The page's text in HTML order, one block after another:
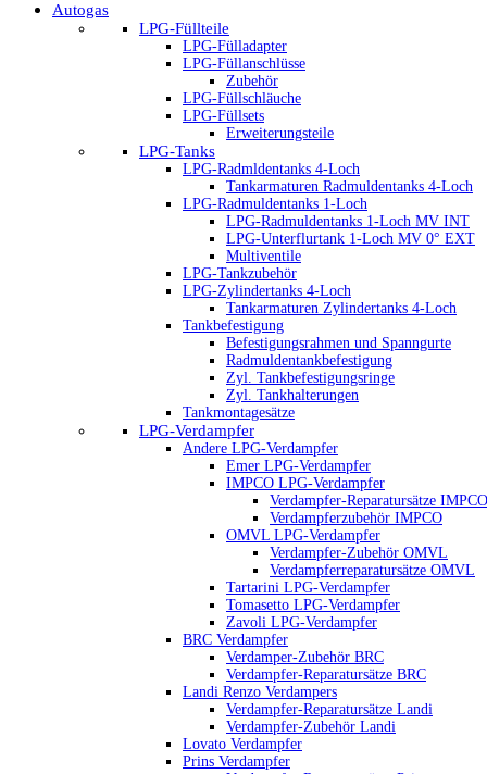
Autogas
LPG-Füllteile
LPG-Fülladapter
LPG-Füllanschlüsse
Zubehör
LPG-Füllschläuche
LPG-Füllsets
Erweiterungsteile
LPG-Tanks
LPG-Radmldentanks 4-Loch
Tankarmaturen Radmuldentanks 4-Loch
LPG-Radmuldentanks 1-Loch
LPG-Radmuldentanks 1-Loch MV INT
LPG-Unterflurtank 1-Loch MV 0° EXT
Multiventile
LPG-Tankzubehör
LPG-Zylindertanks 4-Loch
Tankarmaturen Zylindertanks 4-Loch
Tankbefestigung
Befestigungsrahmen und Spanngurte
Radmuldentankbefestigung
Zyl. Tankbefestigungsringe
Zyl. Tankhalterungen
Tankmontagesätze
LPG-Verdampfer
Andere LPG-Verdampfer
Emer LPG-Verdampfer
IMPCO LPG-Verdampfer
Verdampfer-Reparatursätze IMPCO
Verdampferzubehör IMPCO
OMVL LPG-Verdampfer
Verdampfer-Zubehör OMVL
Verdampferreparatursätze OMVL
Tartarini LPG-Verdampfer
Tomasetto LPG-Verdampfer
Zavoli LPG-Verdampfer
BRC Verdampfer
Verdamper-Zubehör BRC
Verdampfer-Reparatursätze BRC
Landi Renzo Verdampers
Verdampfer-Reparatursätze Landi
Verdampfer-Zubehör Landi
Lovato Verdampfer
Prins Verdampfer